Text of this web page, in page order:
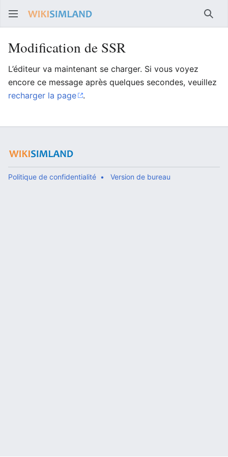
Modification de SSR
L’éditeur va maintenant se charger. Si vous voyez
encore ce message après quelques secondes, veuillez
recharger la page
.
Politique de confidentialité Version de bureau